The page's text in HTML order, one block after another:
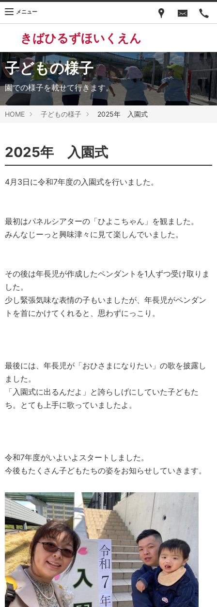
きばひるずほいくえん
メニュー
子どもの様子
園での様子を載せて行きます。
HOME 子どもの様子 2025年 入園式
2025年 入園式
4月3日に令和7年度の入園式を行いました。
最初はパネルシアターの「ひよこちゃん」を観ました。
みんなじーっと興味津々に見て楽しんでいました。
その後は年長児が作成したペンダントを1人ずつ受け取りま
した。
少し緊張気味な表情の子もいましたが、年長児がペンダン
トを首にかけてくれると、思わずにっこり。
最後には、年長児が「おひさまになりたい」の歌を披露し
ました。
「入園式に出るんだよ」と誇らしげにしていた子どもた
ち。とても上手に歌っていましたよ。
令和7年度がいよいよスタートしました。
今後もたくさん子どもたちの姿をお知らせしていきます。